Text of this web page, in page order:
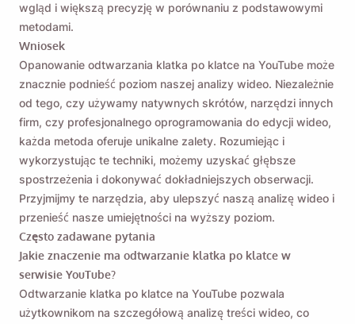
wgląd i większą precyzję w porównaniu z podstawowymi
metodami.
Wniosek
Opanowanie odtwarzania klatka po klatce na YouTube może
znacznie podnieść poziom naszej analizy wideo. Niezależnie
od tego, czy używamy natywnych skrótów, narzędzi innych
firm, czy profesjonalnego oprogramowania do edycji wideo,
każda metoda oferuje unikalne zalety. Rozumiejąc i
wykorzystując te techniki, możemy uzyskać głębsze
spostrzeżenia i dokonywać dokładniejszych obserwacji.
Przyjmijmy te narzędzia, aby ulepszyć naszą analizę wideo i
przenieść nasze umiejętności na wyższy poziom.
Często zadawane pytania
Jakie znaczenie ma odtwarzanie klatka po klatce w
serwisie YouTube?
Odtwarzanie klatka po klatce na YouTube pozwala
użytkownikom na szczegółową analizę treści wideo, co